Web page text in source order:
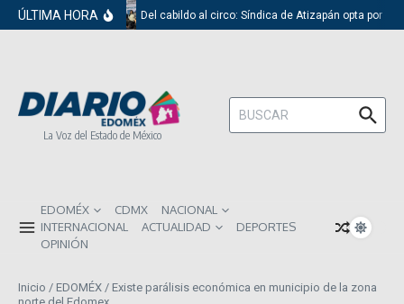
Saltar al contenido
ÚLTIMA HORA Del cabildo al circo: Síndica de Atizapán opta por el
La Voz del Estado de México
Buscar:
EDOMÉX CDMX
NACIONAL
INTERNACIONAL
ACTUALIDAD
DEPORTES
OPINIÓN
Inicio / EDOMÉX / Existe parálisis económica en municipio de la zona